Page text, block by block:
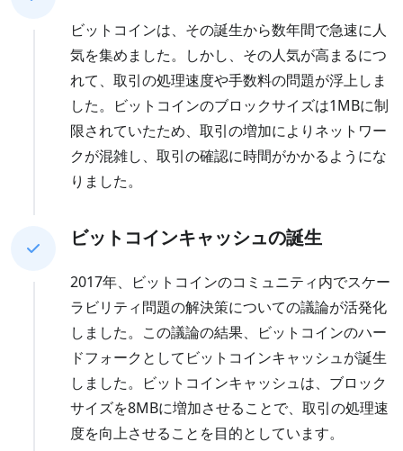
ビットコインは、その誕生から数年間で急速に人
気を集めました。しかし、その人気が高まるにつ
れて、取引の処理速度や手数料の問題が浮上しま
した。ビットコインのブロックサイズは1MBに制
限されていたため、取引の増加によりネットワー
クが混雑し、取引の確認に時間がかかるようにな
りました。
ビットコインキャッシュの誕生
2017年、ビットコインのコミュニティ内でスケー
ラビリティ問題の解決策についての議論が活発化
しました。この議論の結果、ビットコインのハー
ドフォークとしてビットコインキャッシュが誕生
しました。ビットコインキャッシュは、ブロック
サイズを8MBに増加させることで、取引の処理速
度を向上させることを目的としています。